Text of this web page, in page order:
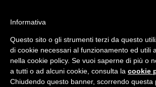
contenuto
L.A. Vincenzi, 2 - c/o ADAC - ACCADEMIA
| info@alessandrovitti.com
Facebook
X
Informativa
Questo sito o gli strumenti terzi da questo
di cookie necessari al funzionamento ed utili
nella cookie policy. Se vuoi saperne di più o
a tutti o ad alcuni cookie, consulta la cookie
Chiudendo questo banner, scorrendo questa